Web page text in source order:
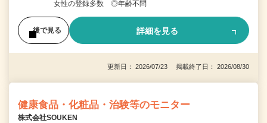
女性の登録多数 ◎年齢不問
後で見る 詳細を見る
更新日： 2026/07/23 掲載終了日： 2026/08/30
健康食品・化粧品・治験等のモニター
株式会社SOUKEN